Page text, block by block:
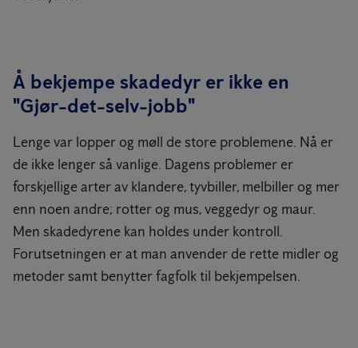
Å bekjempe skadedyr er ikke en
"Gjør-det-selv-jobb"
Lenge var lopper og møll de store problemene. Nå er
de ikke lenger så vanlige. Dagens problemer er
forskjellige arter av klandere, tyvbiller, melbiller og mer
enn noen andre; rotter og mus, veggedyr og maur.
Men skadedyrene kan holdes under kontroll.
Forutsetningen er at man anvender de rette midler og
metoder samt benytter fagfolk til bekjempelsen.